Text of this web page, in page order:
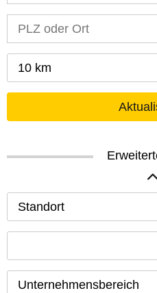
10 km
Standort
Unternehmensbereich